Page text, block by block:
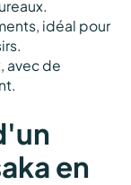
idéal pour
avec de
en